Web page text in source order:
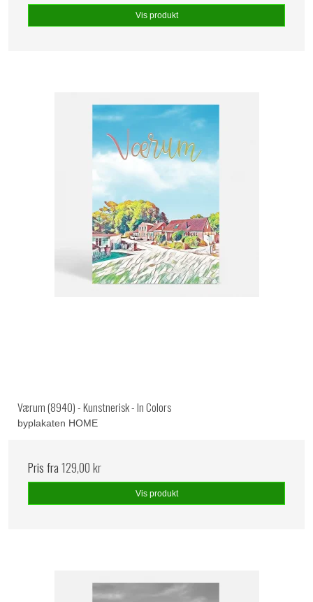
Vis produkt
Værum (8940) - Kunstnerisk - In Colors
byplakaten HOME
Pris fra129,00 kr
Vis produkt